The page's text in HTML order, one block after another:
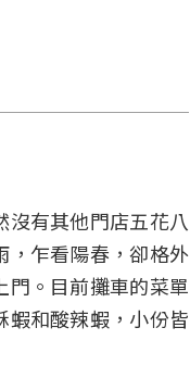
沒有其他門店五花八
，乍看陽春，卻格外
門。目前攤車的菜單
蝦和酸辣蝦，小份皆